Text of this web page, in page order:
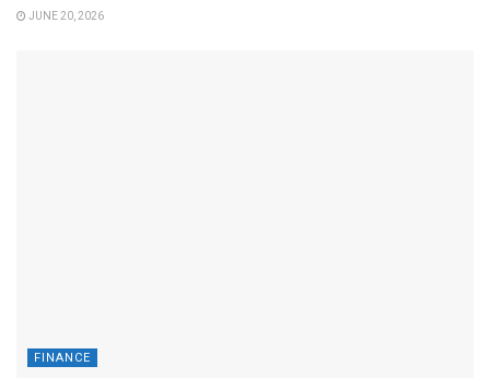
JUNE 20, 2026
FINANCE